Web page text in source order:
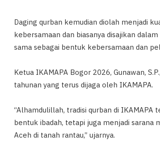
Daging qurban kemudian diolah menjadi
kebersamaan dan biasanya disajikan
sama sebagai bentuk kebersamaan dan
Ketua IKAMAPA Bogor 2026, Gunawan,
tahunan yang terus dijaga oleh IKAMAPA.
“Alhamdulillah, tradisi qurban di IKAMAPA
bentuk ibadah, tetapi juga menjadi
Aceh di tanah rantau,” ujarnya.